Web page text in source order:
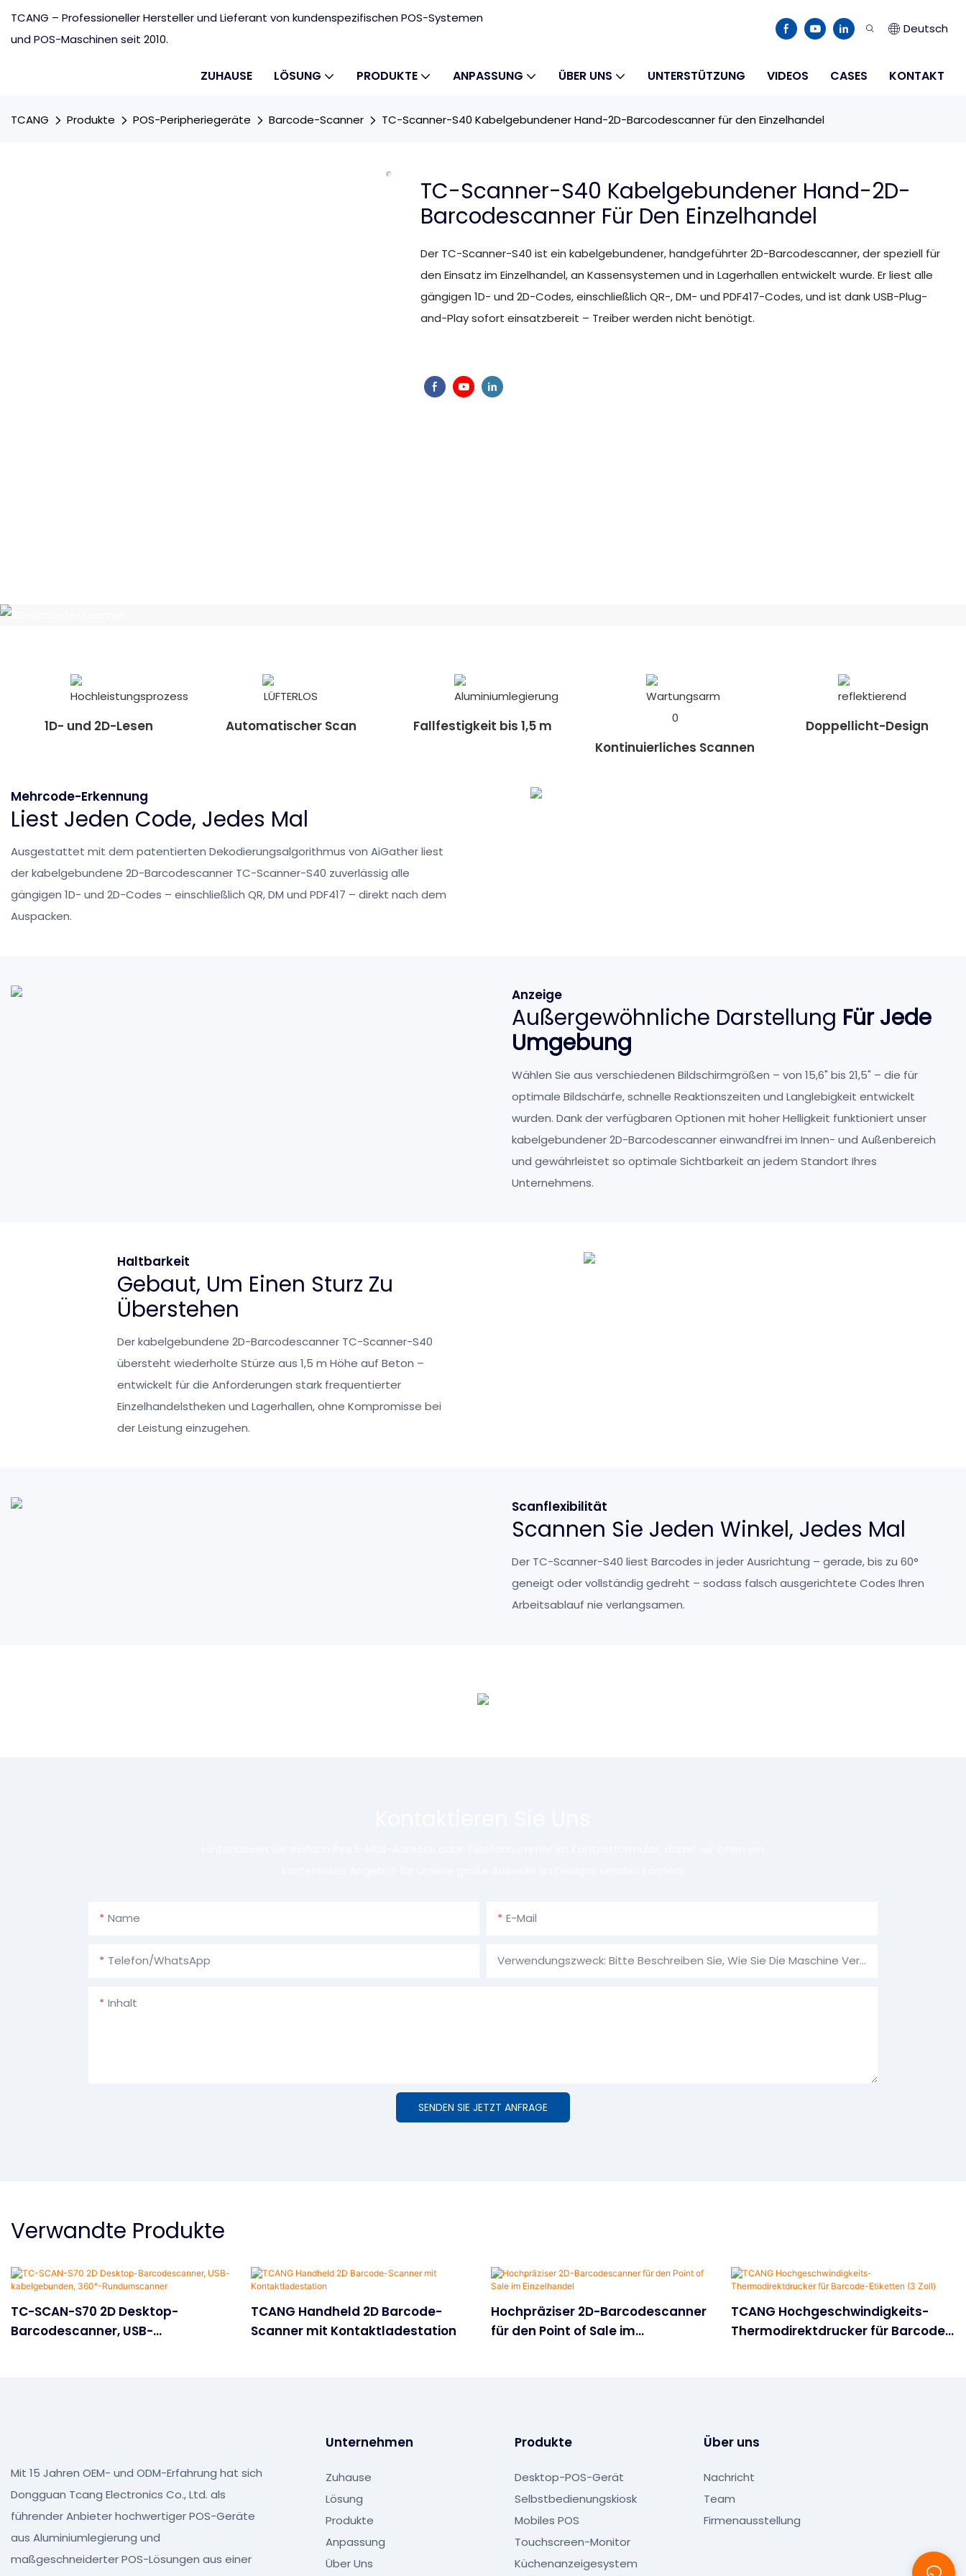
TCANG – Professioneller Hersteller und Lieferant von kundenspezifischen POS-Systemen
und POS-Maschinen seit 2010.
Deutsch
ZUHAUSE LÖSUNG PRODUKTE ANPASSUNG ÜBER UNS UNTERSTÜTZUNG VIDEOS CASES KONTAKT
TCANG Produkte POS-Peripheriegeräte Barcode-Scanner TC-Scanner-S40 Kabelgebundener Hand-2D-Barcodescanner für den Einzelhandel
TC-Scanner-S40 Kabelgebundener Hand-2D-
Barcodescanner Für Den Einzelhandel
Der TC-Scanner-S40 ist ein kabelgebundener, handgeführter 2D-Barcodescanner, der speziell für
den Einsatz im Einzelhandel, an Kassensystemen und in Lagerhallen entwickelt wurde. Er liest alle
gängigen 1D- und 2D-Codes, einschließlich QR-, DM- und PDF417-Codes, und ist dank USB-Plug-
and-Play sofort einsatzbereit – Treiber werden nicht benötigt.
1D- und 2D-Lesen Automatischer Scan
Fallfestigkeit bis 1,5 m
Kontinuierliches Scannen
Doppellicht-Design
Mehrcode-Erkennung
Liest Jeden Code, Jedes Mal
Ausgestattet mit dem patentierten Dekodierungsalgorithmus von AiGather liest
der kabelgebundene 2D-Barcodescanner TC-Scanner-S40 zuverlässig alle
gängigen 1D- und 2D-Codes – einschließlich QR, DM und PDF417 – direkt nach dem
Auspacken.
Anzeige
Außergewöhnliche Darstellung Für Jede
Umgebung
Wählen Sie aus verschiedenen Bildschirmgrößen – von 15,6" bis 21,5" – die für
optimale Bildschärfe, schnelle Reaktionszeiten und Langlebigkeit entwickelt
wurden. Dank der verfügbaren Optionen mit hoher Helligkeit funktioniert unser
kabelgebundener 2D-Barcodescanner einwandfrei im Innen- und Außenbereich
und gewährleistet so optimale Sichtbarkeit an jedem Standort Ihres
Unternehmens.
Haltbarkeit
Gebaut, Um Einen Sturz Zu
Überstehen
Der kabelgebundene 2D-Barcodescanner TC-Scanner-S40
übersteht wiederholte Stürze aus 1,5 m Höhe auf Beton –
entwickelt für die Anforderungen stark frequentierter
Einzelhandelstheken und Lagerhallen, ohne Kompromisse bei
der Leistung einzugehen.
Scanflexibilität
Scannen Sie Jeden Winkel, Jedes Mal
Der TC-Scanner-S40 liest Barcodes in jeder Ausrichtung – gerade, bis zu 60°
geneigt oder vollständig gedreht – sodass falsch ausgerichtete Codes Ihren
Arbeitsablauf nie verlangsamen.
Name E-Mail
Telefon/WhatsApp Verwendungszweck: Bitte Beschreiben Sie, Wie Sie Die Maschine Verwenden Möchten.
Inhalt
SENDEN SIE JETZT ANFRAGE
Verwandte Produkte
TC-SCAN-S70 2D Desktop-
Barcodescanner, USB-
TCANG Handheld 2D Barcode-
Scanner mit Kontaktladestation
Hochpräziser 2D-Barcodescanner
für den Point of Sale im
TCANG Hochgeschwindigkeits-
Thermodirektdrucker für Barcode-
Mit 15 Jahren OEM- und ODM-Erfahrung hat sich
Dongguan Tcang Electronics Co., Ltd. als
führender Anbieter hochwertiger POS-Geräte
aus Aluminiumlegierung und
maßgeschneiderter POS-Lösungen aus einer
Unternehmen
Zuhause
Lösung
Produkte
Anpassung
Über Uns
Produkte
Desktop-POS-Gerät
Selbstbedienungskiosk
Mobiles POS
Touchscreen-Monitor
Küchenanzeigesystem
Über uns
Nachricht
Team
Firmenausstellung